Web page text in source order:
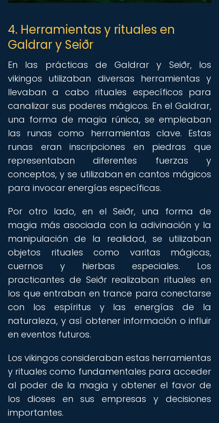
4. Herramientas y rituales en
Galdrar y Seiðr
En las prácticas de Galdrar y Seiðr, los
vikingos utilizaban diversas herramientas y
llevaban a cabo rituales específicos para
canalizar sus poderes mágicos. En el Galdrar,
una forma de magia rúnica, se empleaban
las runas como herramientas clave. Estas
runas eran inscripciones en piedras que
representaban diferentes fuerzas y
conceptos, y se utilizaban en cantos mágicos
para invocar energías específicas.
Por otro lado, en el Seiðr, una forma de
magia más asociada con la adivinación y la
manipulación de la realidad, se utilizaban
objetos rituales como varitas mágicas,
cuernos y hierbas especiales. Los
practicantes de Seiðr realizaban rituales en
los que entraban en trance para conectarse
con los espíritus y las energías de la
naturaleza, y así obtener información o influir
en eventos futuros.
Los vikingos consideraban estas herramientas
y rituales como fundamentales para acceder
al poder de la magia y obtener el favor de
los dioses en sus empresas y decisiones
importantes.